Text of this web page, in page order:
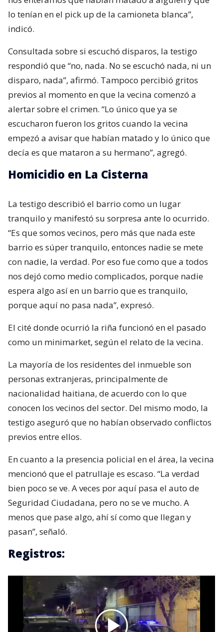
lo tenían en el pick up de la camioneta blanca”,
indicó.
Consultada sobre si escuchó disparos, la testigo
respondió que “no, nada. No se escuchó nada, ni un
disparo, nada”, afirmó. Tampoco percibió gritos
previos al momento en que la vecina comenzó a
alertar sobre el crimen. “Lo único que ya se
escucharon fueron los gritos cuando la vecina
empezó a avisar que habían matado y lo único que
decía es que mataron a su hermano”, agregó.
Homicidio en La Cisterna
La testigo describió el barrio como un lugar
tranquilo y manifestó su sorpresa ante lo ocurrido.
“Es que somos vecinos, pero más que nada este
barrio es súper tranquilo, entonces nadie se mete
con nadie, la verdad. Por eso fue como que a todos
nos dejó como medio complicados, porque nadie
espera algo así en un barrio que es tranquilo,
porque aquí no pasa nada”, expresó.
El cité donde ocurrió la riña funcionó en el pasado
como un minimarket, según el relato de la vecina.
La mayoría de los residentes del inmueble son
personas extranjeras, principalmente de
nacionalidad haitiana, de acuerdo con lo que
conocen los vecinos del sector. Del mismo modo, la
testigo aseguró que no habían observado conflictos
previos entre ellos.
En cuanto a la presencia policial en el área, la vecina
mencionó que el patrullaje es escaso. “La verdad
bien poco se ve. A veces por aquí pasa el auto de
Seguridad Ciudadana, pero no se ve mucho. A
menos que pase algo, ahí sí como que llegan y
pasan”, señaló.
Registros: